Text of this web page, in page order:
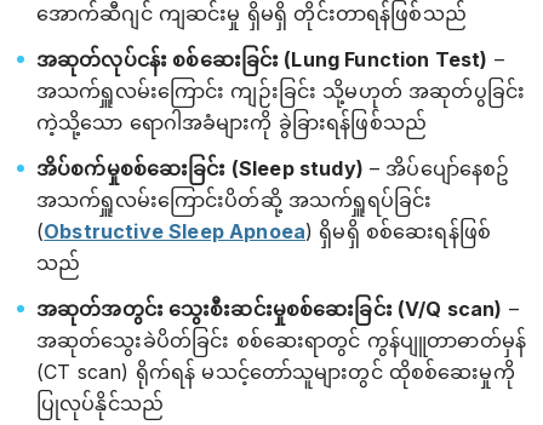
အောက်ဆီဂျင် ကျဆင်းမှု ရှိမရှိ တိုင်းတာရန်ဖြစ်သည်
အဆုတ်လုပ်ငန်း စစ်ဆေးခြင်း (Lung Function Test) –
အသက်ရှူလမ်းကြောင်း ကျဉ်းခြင်း သို့မဟုတ် အဆုတ်ပွခြင်း
ကဲ့သို့သော ရောဂါအခံများကို ခွဲခြားရန်ဖြစ်သည်
အိပ်စက်မှုစစ်ဆေးခြင်း (Sleep study) – အိပ်ပျော်နေစဥ်
အသက်ရှူလမ်းကြောင်းပိတ်ဆို့ အသက်ရှူရပ်ခြင်း
(Obstructive Sleep Apnoea) ရှိမရှိ စစ်ဆေးရန်ဖြစ်
သည်
အဆုတ်အတွင်း သွေးစီးဆင်းမှုစစ်ဆေးခြင်း (V/Q scan) –
အဆုတ်သွေးခဲပိတ်ခြင်း စစ်ဆေးရာတွင် ကွန်ပျူတာဓာတ်မှန်
(CT scan) ရိုက်ရန် မသင့်တော်သူများတွင် ထိုစစ်ဆေးမှုကို
ပြုလုပ်နိုင်သည်